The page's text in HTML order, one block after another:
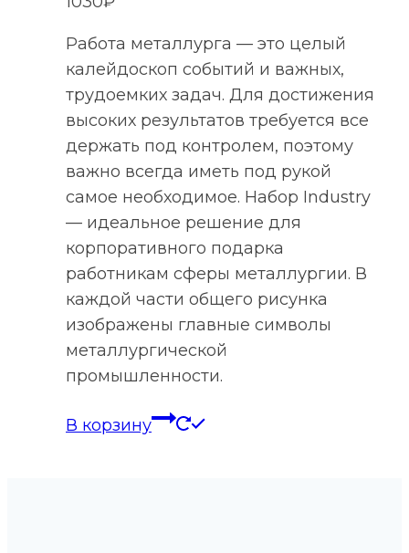
Работа металлурга — это целый
калейдоскоп событий и важных,
трудоемких задач. Для достижения
высоких результатов требуется все
держать под контролем, поэтому
важно всегда иметь под рукой
самое необходимое. Набор Industry
— идеальное решение для
корпоративного подарка
работникам сферы металлургии. В
каждой части общего рисунка
изображены главные символы
металлургической
промышленности.
В корзину